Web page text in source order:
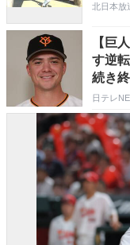
北日本放
【巨
す逆
続き
日テレ